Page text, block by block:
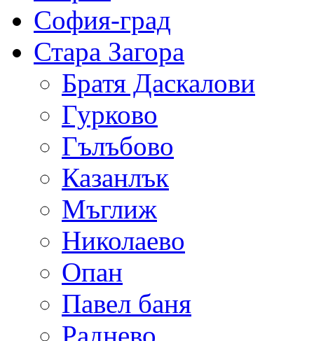
София-град
Стара Загора
Братя Даскалови
Гурково
Гълъбово
Казанлък
Мъглиж
Николаево
Опан
Павел баня
Раднево